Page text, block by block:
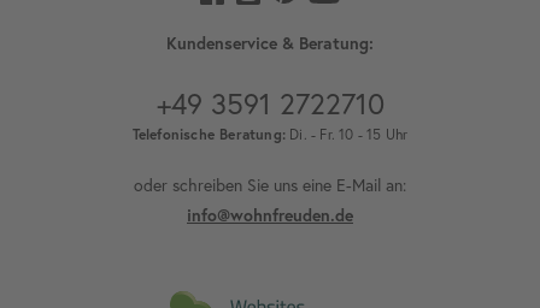
Kundenservice & Beratung:
+49 3591 2722710
Telefonische Beratung: Di. - Fr. 10 - 15 Uhr
oder schreiben Sie uns eine E-Mail an:
info@wohnfreuden.de